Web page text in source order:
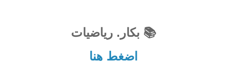
📚 بكار. رياضيات
اضغط هنا